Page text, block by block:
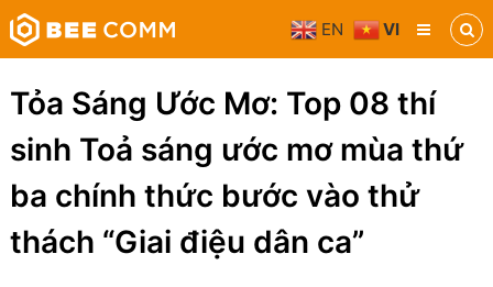
Skip
to
content
Bee
Comm
Truyền
thông
phương
tiện
Tỏa Sáng Ước Mơ: Top 08 thí
sinh Toả sáng ước mơ mùa thứ
ba chính thức bước vào thử
thách “Giai điệu dân ca”
EN VI